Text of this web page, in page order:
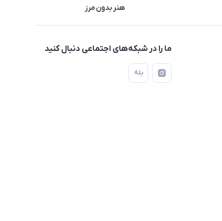
هنر بدون مرز
ما را در شبکه‌های اجتماعی دنبال کنید
بله